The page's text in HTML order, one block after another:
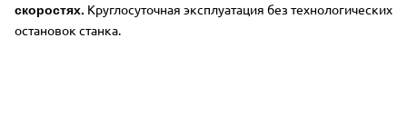
скоростях. Круглосуточная эксплуатация без технологических
остановок станка.